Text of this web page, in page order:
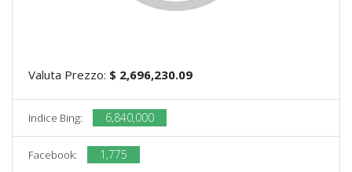
Valuta Prezzo: $ 2,696,230.09
Indice Bing: 6,840,000
Facebook: 1,775